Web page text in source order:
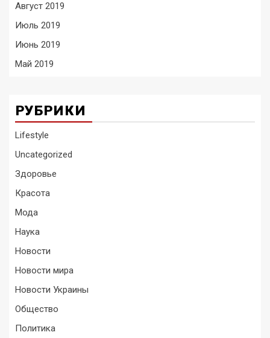
Август 2019
Июль 2019
Июнь 2019
Май 2019
РУБРИКИ
Lifestyle
Uncategorized
Здоровье
Красота
Мода
Наука
Новости
Новости мира
Новости Украины
Общество
Политика